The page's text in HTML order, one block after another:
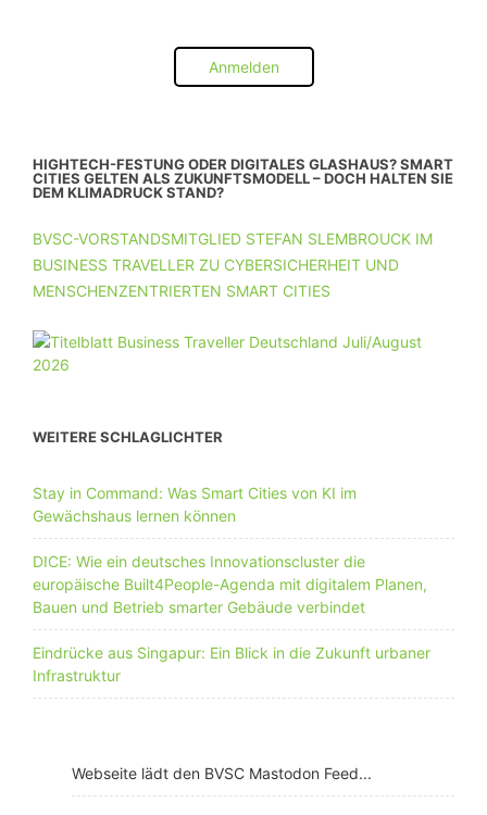
Anmelden
HIGHTECH-FESTUNG ODER DIGITALES GLASHAUS? SMART
CITIES GELTEN ALS ZUKUNFTSMODELL – DOCH HALTEN SIE
DEM KLIMADRUCK STAND?
BVSC-VORSTANDSMITGLIED STEFAN SLEMBROUCK IM
BUSINESS TRAVELLER ZU CYBERSICHERHEIT UND
MENSCHENZENTRIERTEN SMART CITIES
WEITERE SCHLAGLICHTER
Stay in Command: Was Smart Cities von KI im
Gewächshaus lernen können
DICE: Wie ein deutsches Innovationscluster die
europäische Built4People-Agenda mit digitalem Planen,
Bauen und Betrieb smarter Gebäude verbindet
Eindrücke aus Singapur: Ein Blick in die Zukunft urbaner
Infrastruktur
Webseite lädt den BVSC Mastodon Feed...